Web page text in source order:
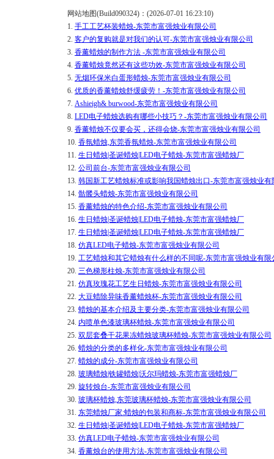
网站地图(Build090324)：(2026-07-01 16:23:10)
1. 手工工艺杯装蜡烛-东莞市富强烛业有限公司
2. 客户的复购就是对我们的认可-东莞市富强烛业有限公司
3. 香薰蜡烛的制作方法 -东莞市富强烛业有限公司
4. 香薰蜡烛竟然还有这些功效-东莞市富强烛业有限公司
5. 无烟环保米白蛋形蜡烛-东莞市富强烛业有限公司
6. 优质的香薰蜡烛舒缓疲劳！-东莞市富强烛业有限公司
7. Ashieigh& burwood-东莞市富强烛业有限公司
8. LED电子蜡烛选购有哪些小技巧？-东莞市富强烛业有限公司
9. 香薰蜡烛不仅要会买，还得会烧-东莞市富强烛业有限公司
10. 香氛蜡烛,东莞香氛蜡烛-东莞市富强烛业有限公司
11. 生日蜡烛|圣诞蜡烛|LED电子蜡烛-东莞市富强蜡烛厂
12. 公司前台-东莞市富强烛业有限公司
13. 韩国新工艺蜡烛标准或影响我国蜡烛出口-东莞市富强烛业有
14. 骷髅头蜡烛-东莞市富强烛业有限公司
15. 香薰蜡烛的特色介绍-东莞市富强烛业有限公司
16. 生日蜡烛|圣诞蜡烛|LED电子蜡烛-东莞市富强蜡烛厂
17. 生日蜡烛|圣诞蜡烛|LED电子蜡烛-东莞市富强蜡烛厂
18. 仿真LED电子蜡烛-东莞市富强烛业有限公司
19. 工艺蜡烛和其它蜡烛有什么样的不同呢-东莞市富强烛业有限
20. 三色梯形柱烛-东莞市富强烛业有限公司
21. 仿真玫瑰花工艺生日蜡烛-东莞市富强烛业有限公司
22. 大豆蜡除异味香薰蜡烛杯-东莞市富强烛业有限公司
23. 蜡烛的基本介绍及主要分类-东莞市富强烛业有限公司
24. 内喷单色漆玻璃杯蜡烛-东莞市富强烛业有限公司
25. 双层套叠干花果冻蜡烛玻璃杯蜡烛-东莞市富强烛业有限公司
26. 蜡烛的分类的多样化-东莞市富强烛业有限公司
27. 蜡烛的成分-东莞市富强烛业有限公司
28. 玻璃蜡烛|铁罐蜡烛|沃尔玛蜡烛-东莞市富强蜡烛厂
29. 旋转烛台-东莞市富强烛业有限公司
30. 玻璃杯蜡烛,东莞玻璃杯蜡烛-东莞市富强烛业有限公司
31. 东莞蜡烛厂家:蜡烛的包装和商标-东莞市富强烛业有限公司
32. 生日蜡烛|圣诞蜡烛|LED电子蜡烛-东莞市富强蜡烛厂
33. 仿真LED电子蜡烛-东莞市富强烛业有限公司
34. 香薰烛台的使用方法-东莞市富强烛业有限公司